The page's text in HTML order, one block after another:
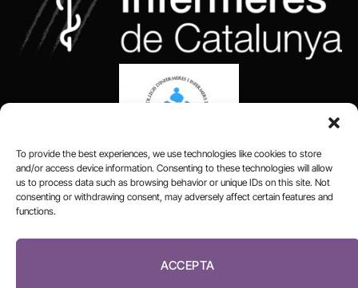
To provide the best experiences, we use technologies like cookies to store
and/or access device information. Consenting to these technologies will allow
us to process data such as browsing behavior or unique IDs on this site. Not
consenting or withdrawing consent, may adversely affect certain features and
functions.
ACCEPTA
PERIODISME